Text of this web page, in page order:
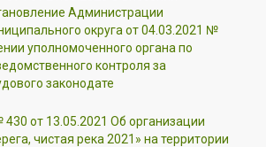
Администрации
округа от 04.03.2021 №
уполномоченного органа по
контроля за
законодате
от 13.05.2021 Об организации
чистая река 2021» на территории